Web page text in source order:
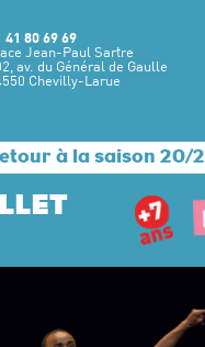
41 80 69 69
Jean-Paul Sartre
av. du Général de Gaulle
Chevilly-Larue
à la saison 20/21